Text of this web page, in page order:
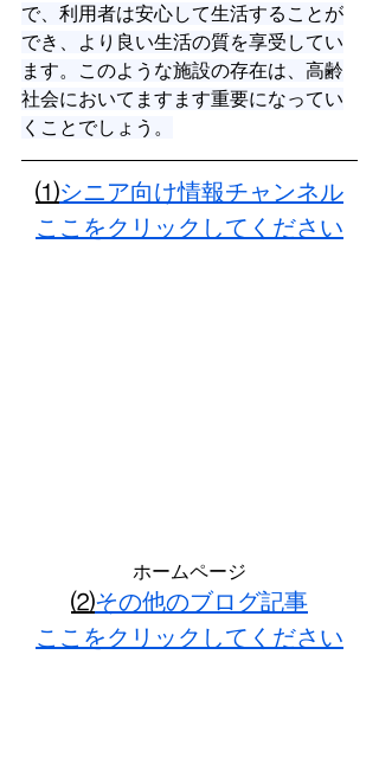
で、利用者は安心して生活することが
でき、より良い生活の質を享受してい
ます。このような施設の存在は、高齢
社会においてますます重要になってい
くことでしょう。
⑴シニア向け情報チャンネル
ここをクリックしてください
ホームページ
⑵その他のブログ記事
ここをクリックしてください